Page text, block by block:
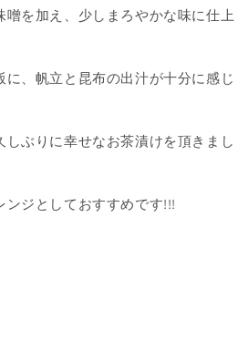
噌を加え、少しまろやかな味に仕上
に、帆立と昆布の出汁が十分に感じ
しぶりに幸せなお茶漬けを頂きまし
ンジとしておすすめです!!!